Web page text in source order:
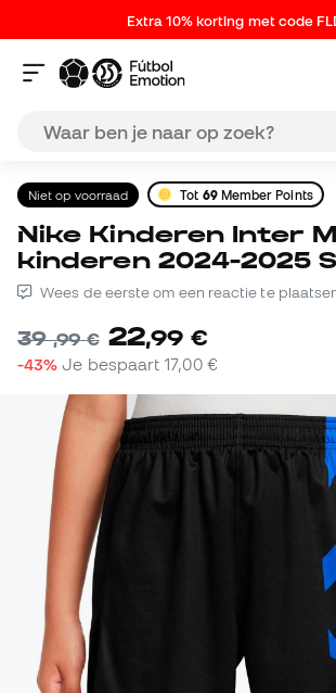
Extra 10% korting met code
Niet op voorraad Tot 69Member Points
Nike Kinderen Inter Milan voor
kinderen 2024-2025
Wees de eerste om een reactie te
39,99 € 22,99 €
-43% Je bespaart17,00 €